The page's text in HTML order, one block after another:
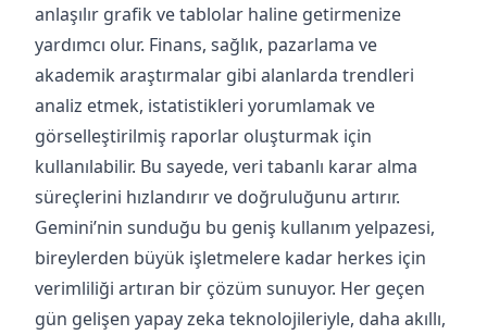
anlaşılır grafik ve tablolar haline getirmenize
yardımcı olur. Finans, sağlık, pazarlama ve
akademik araştırmalar gibi alanlarda trendleri
analiz etmek, istatistikleri yorumlamak ve
görselleştirilmiş raporlar oluşturmak için
kullanılabilir. Bu sayede, veri tabanlı karar alma
süreçlerini hızlandırır ve doğruluğunu artırır.
Gemini’nin sunduğu bu geniş kullanım yelpazesi,
bireylerden büyük işletmelere kadar herkes için
verimliliği artıran bir çözüm sunuyor. Her geçen
gün gelişen yapay zeka teknolojileriyle, daha akıllı,